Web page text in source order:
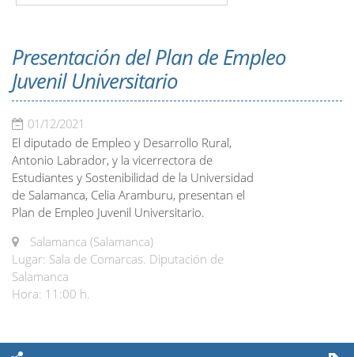
Presentación del Plan de Empleo
Juvenil Universitario
01/12/2021
El diputado de Empleo y Desarrollo Rural,
Antonio Labrador, y la vicerrectora de
Estudiantes y Sostenibilidad de la Universidad
de Salamanca, Celia Aramburu, presentan el
Plan de Empleo Juvenil Universitario.
Salamanca (Salamanca)
Lugar: Sala de Comarcas. Diputación de
Salamanca
Hora: 11:00 h.